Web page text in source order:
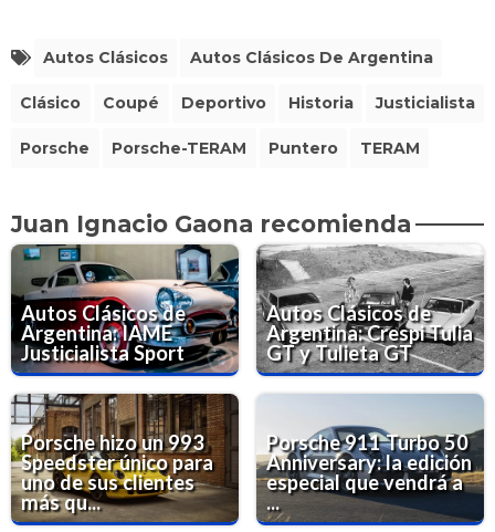
Autos Clásicos Autos Clásicos De Argentina
Clásico Coupé Deportivo Historia Justicialista
Porsche Porsche-TERAM Puntero TERAM
Juan Ignacio Gaona recomienda
Autos Clásicos de
Argentina: IAME
Justicialista Sport
Autos Clásicos de
Argentina: Crespi Tulia
GT y Tulieta GT
Porsche hizo un 993
Speedster único para
uno de sus clientes
más qu...
Porsche 911 Turbo 50
Anniversary: la edición
especial que vendrá a
...